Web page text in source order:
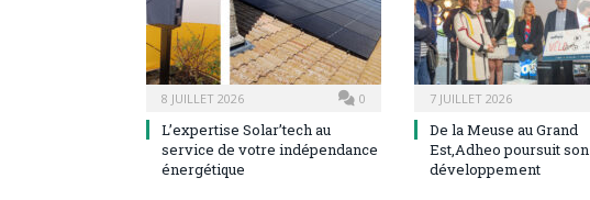
8 JUILLET 2026 0
L’expertise Solar’tech au
service de votre indépendance
énergétique
7 JUILLET 2026
De la Meuse au Grand
Est,Adheo poursuit son
développement